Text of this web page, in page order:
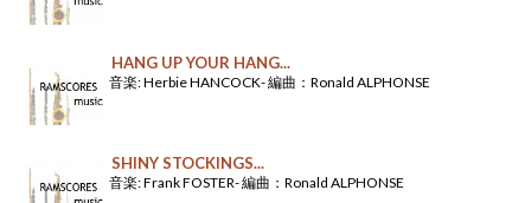
HANG UP YOUR HANG...
音楽: Herbie HANCOCK- 編曲：Ronald ALPHONSE
SHINY STOCKINGS...
音楽: Frank FOSTER- 編曲：Ronald ALPHONSE